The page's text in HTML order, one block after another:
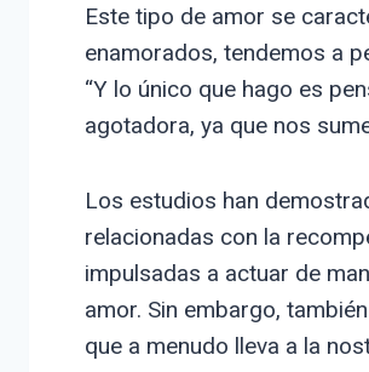
Este tipo de amor se
enamorados, tendemos a
“Y lo único que hago es
agotadora, ya que nos
Los estudios han
relacionadas con la
impulsadas a actuar de
amor. Sin embargo,
que a menudo lleva a la